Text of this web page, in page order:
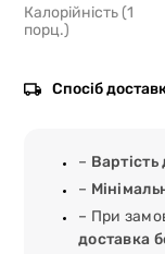
Калорійність (1
порц.)
Спосіб
–
–
– При
доставка